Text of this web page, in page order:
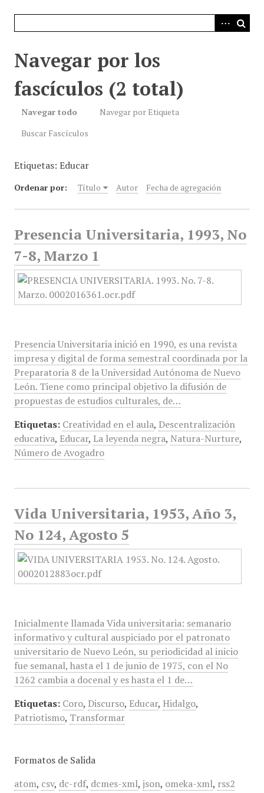
Navegar por los
fascículos (2 total)
Navegar todo
Navegar por Etiqueta
Buscar Fascículos
Etiquetas: Educar
Ordenar por: Título Autor Fecha de agregación
Presencia Universitaria, 1993, No
7-8, Marzo 1
Presencia Universitaria inició en 1990, es una revista
impresa y digital de forma semestral coordinada por la
Preparatoria 8 de la Universidad Autónoma de Nuevo
León. Tiene como principal objetivo la difusión de
propuestas de estudios culturales, de…
Etiquetas: Creatividad en el aula, Descentralización
educativa, Educar, La leyenda negra, Natura-Nurture,
Número de Avogadro
Vida Universitaria, 1953, Año 3,
No 124, Agosto 5
Inicialmente llamada Vida universitaria: semanario
informativo y cultural auspiciado por el patronato
universitario de Nuevo León, su periodicidad al inicio
fue semanal, hasta el 1 de junio de 1975, con el No
1262 cambia a docenal y es hasta el 1 de…
Etiquetas: Coro, Discurso, Educar, Hidalgo,
Patriotismo, Transformar
Formatos de Salida
atom, csv, dc-rdf, dcmes-xml, json, omeka-xml, rss2